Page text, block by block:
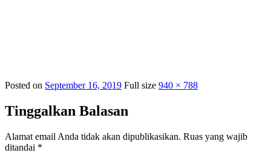
Posted on September 16, 2019 Full size 940 × 788
Tinggalkan Balasan
Alamat email Anda tidak akan dipublikasikan. Ruas yang wajib
ditandai *